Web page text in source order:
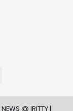
NEWS @ IRITTY|